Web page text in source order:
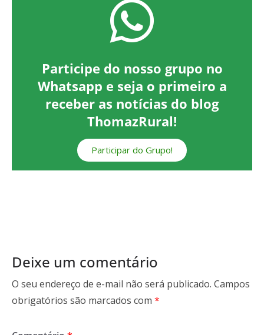
Participe do nosso grupo no
Whatsapp e seja o primeiro a
receber as notícias do blog
ThomazRural!
Participar do Grupo!
Deixe um comentário
O seu endereço de e-mail não será publicado. Campos
obrigatórios são marcados com *